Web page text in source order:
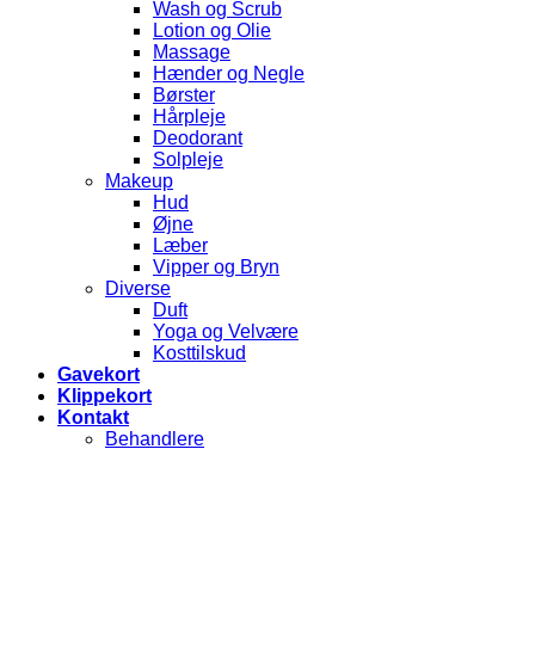
Wash og Scrub
Lotion og Olie
Massage
Hænder og Negle
Børster
Hårpleje
Deodorant
Solpleje
Makeup
Hud
Øjne
Læber
Vipper og Bryn
Diverse
Duft
Yoga og Velvære
Kosttilskud
Gavekort
Klippekort
Kontakt
Behandlere